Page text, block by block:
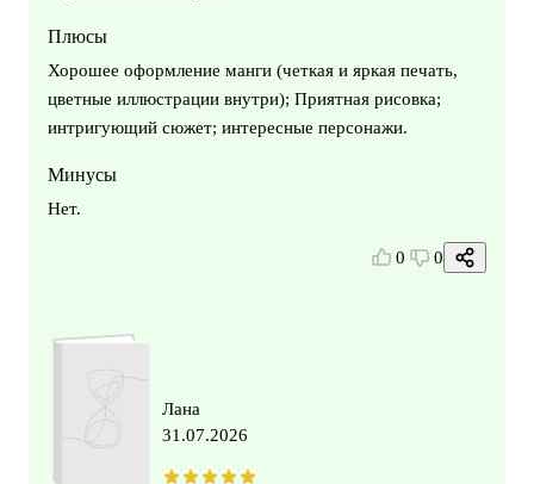
Плюсы
Хорошее оформление манги (четкая и яркая печать,
цветные иллюстрации внутри); Приятная рисовка;
интригующий сюжет; интересные персонажи.
Минусы
Нет.
0 0
Лана
31.07.2026